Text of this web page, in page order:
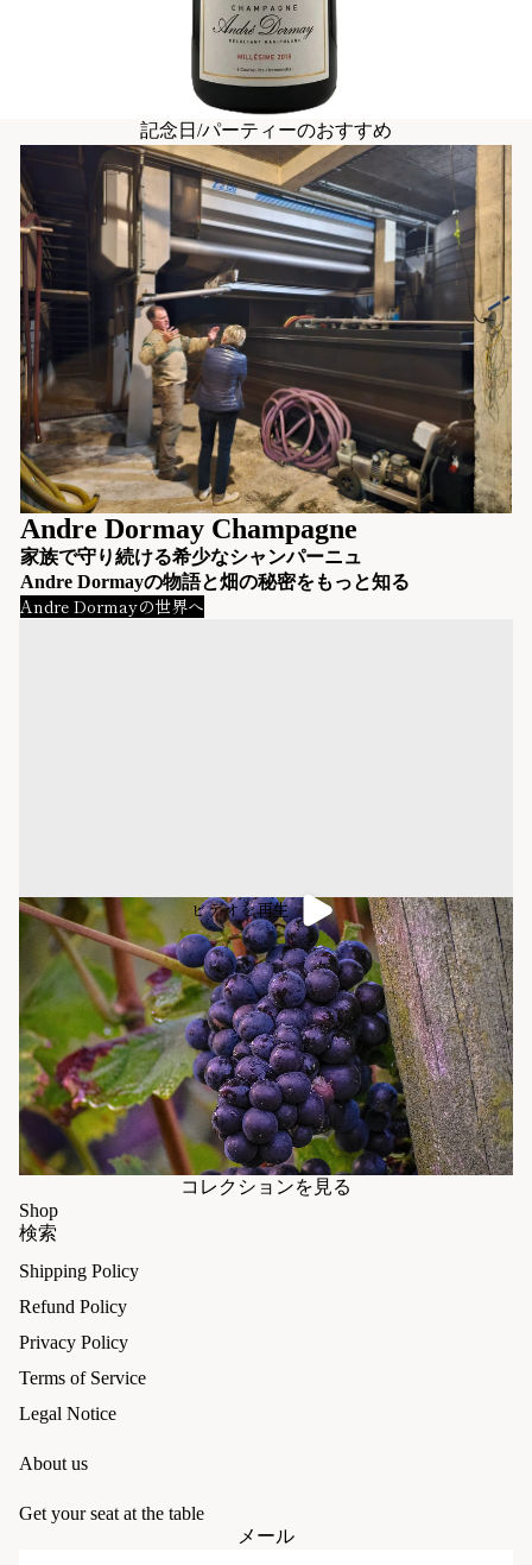
記念日/パーティーのおすすめ
Andre Dormay Champagne
家族で守り続ける希少なシャンパーニュ
Andre Dormayの物語と畑の秘密をもっと知る
Andre Dormayの世界へ
ビデオを再生
コレクションを見る
Shop
検索
Shipping Policy
Refund Policy
Privacy Policy
Terms of Service
Legal Notice
About us
Get your seat at the table
メール